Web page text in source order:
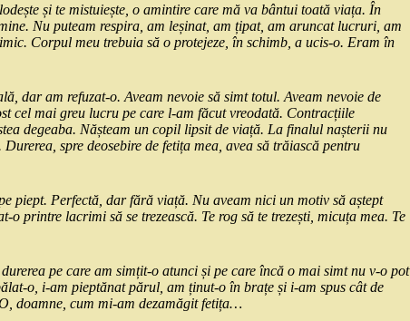
și te mistuiește, o amintire care mă va bântui toată viața. În
Nu puteam respira, am leșinat, am țipat, am aruncat lucruri, am
Corpul meu trebuia să o protejeze, în schimb, a ucis-o. Eram în
dar am refuzat-o. Aveam nevoie să simt totul. Aveam nevoie de
cel mai greu lucru pe care l-am făcut vreodată. Contracțiile
degeaba. Nășteam un copil lipsit de viață. La finalul nașterii nu
spre deosebire de fetița mea, avea să trăiască pentru
piept. Perfectă, dar fără viață. Nu aveam nici un motiv să aștept
printre lacrimi să se trezească. Te rog să te trezești, micuța mea. Te
pe care am simțit-o atunci și pe care încă o mai simt nu v-o pot
o, i-am pieptănat părul, am ținut-o în brațe și i-am spus cât de
doamne, cum mi-am dezamăgit fetița…